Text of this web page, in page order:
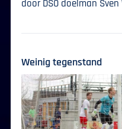
door DSO doelman
Weinig tegenstand